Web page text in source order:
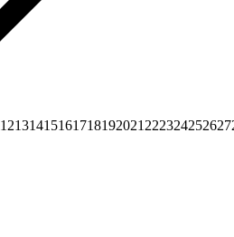
12131415161718192021 222324252627